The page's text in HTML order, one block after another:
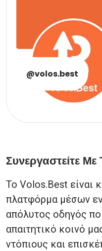
@volos.best
Συνεργαστείτε
Το Volos.Best είναι
πλατφόρμα μέσων
απόλυτος οδηγός
απαιτητικό κοινό
ντόπιους και